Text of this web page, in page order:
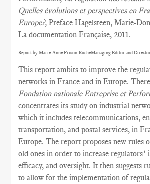
Quelles évolutions et perspectives en
Europe?,Preface Hagelsteen, Marie-
La documentation Française, 2011.
Report by Marie-Anne Frison-RocheManaging Editor and Director
This report ambits to improve the
networks in France and in Europe.
Fondation nationale Entreprise et
concentrates its study on industrial
which it includes telecommunications,
transportation, and postal services, in
Europe. The report proposes new rules
old ones in order to increase regulators’
efficacy, and oversight. It then suggests
to allow for the implementation of